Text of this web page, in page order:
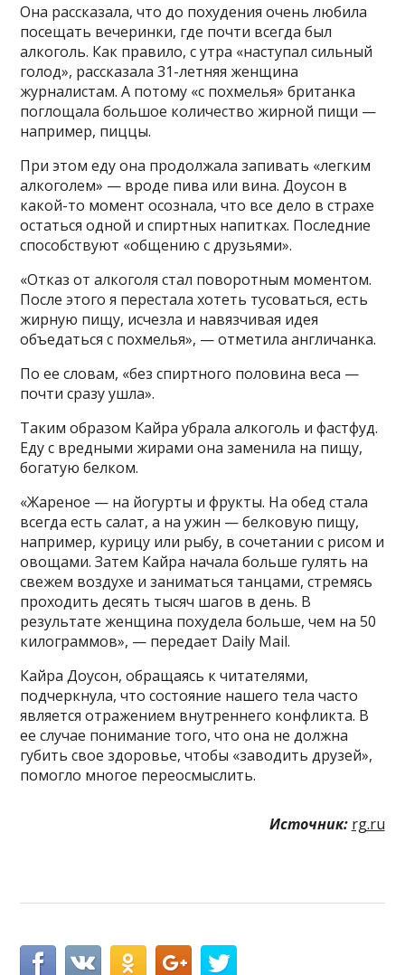
Она рассказала, что до похудения очень любила
посещать вечеринки, где почти всегда был
алкоголь. Как правило, с утра «наступал сильный
голод», рассказала 31-летняя женщина
журналистам. А потому «с похмелья» британка
поглощала большое количество жирной пищи —
например, пиццы.
При этом еду она продолжала запивать «легким
алкоголем» — вроде пива или вина. Доусон в
какой-то момент осознала, что все дело в страхе
остаться одной и спиртных напитках. Последние
способствуют «общению с друзьями».
«Отказ от алкоголя стал поворотным моментом.
После этого я перестала хотеть тусоваться, есть
жирную пищу, исчезла и навязчивая идея
объедаться с похмелья», — отметила англичанка.
По ее словам, «без спиртного половина веса —
почти сразу ушла».
Таким образом Кайра убрала алкоголь и фастфуд.
Еду с вредными жирами она заменила на пищу,
богатую белком.
«Жареное — на йогурты и фрукты. На обед стала
всегда есть салат, а на ужин — белковую пищу,
например, курицу или рыбу, в сочетании с рисом и
овощами. Затем Кайра начала больше гулять на
свежем воздухе и заниматься танцами, стремясь
проходить десять тысяч шагов в день. В
результате женщина похудела больше, чем на 50
килограммов», — передает Daily Mail.
Кайра Доусон, обращаясь к читателями,
подчеркнула, что состояние нашего тела часто
является отражением внутреннего конфликта. В
ее случае понимание того, что она не должна
губить свое здоровье, чтобы «заводить друзей»,
помогло многое переосмыслить.
Источник: rg.ru